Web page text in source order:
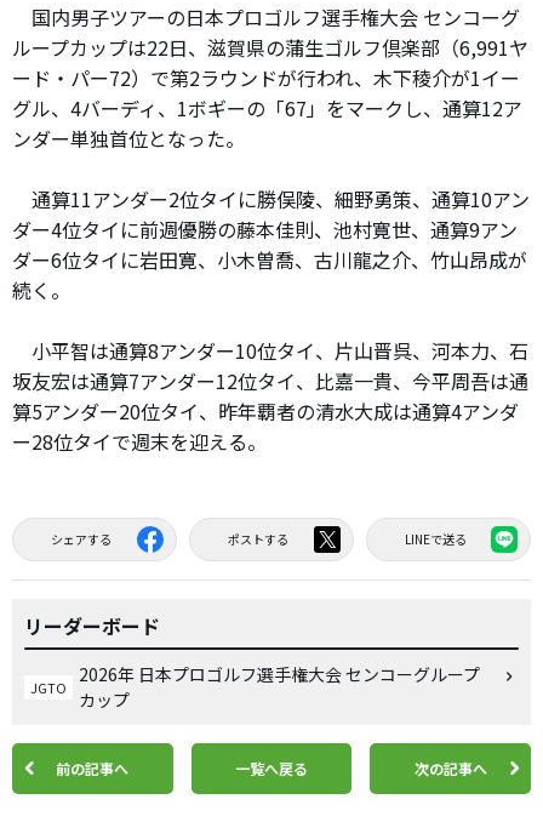
国内男子ツアーの日本プロゴルフ選手権大会 センコーグ
ループカップは22日、滋賀県の蒲生ゴルフ倶楽部（6,991ヤ
ード・パー72）で第2ラウンドが行われ、木下稜介が1イー
グル、4バーディ、1ボギーの「67」をマークし、通算12ア
ンダー単独首位となった。
通算11アンダー2位タイに勝俣陵、細野勇策、通算10アン
ダー4位タイに前週優勝の藤本佳則、池村寛世、通算9アン
ダー6位タイに岩田寛、小木曽喬、古川龍之介、竹山昂成が
続く。
小平智は通算8アンダー10位タイ、片山晋呉、河本力、石
坂友宏は通算7アンダー12位タイ、比嘉一貴、今平周吾は通
算5アンダー20位タイ、昨年覇者の清水大成は通算4アンダ
ー28位タイで週末を迎える。
シェアする ポストする LINEで送る
リーダーボード
JGTO
2026年 日本プロゴルフ選手権大会 センコーグループ
カップ
前の記事へ 一覧へ戻る 次の記事へ